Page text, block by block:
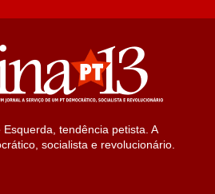
tendência petista. A
socialista e revolucionário.